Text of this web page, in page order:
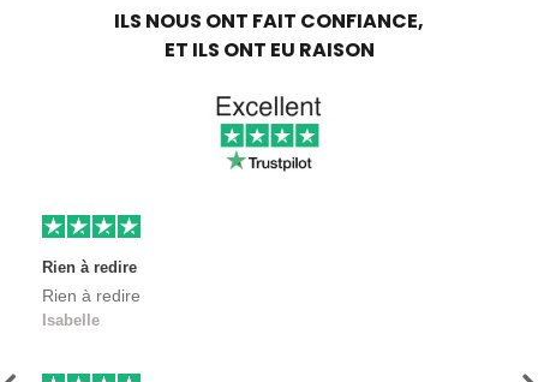
ILS NOUS ONT FAIT CONFIANCE,
ET ILS ONT EU RAISON
Rien à redire
Rien à redire
Isabelle